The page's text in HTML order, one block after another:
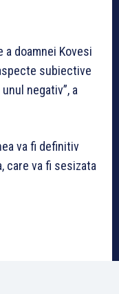
a doamnei Kovesi
subiective
negativ”, a
va fi definitiv
care va fi sesizata